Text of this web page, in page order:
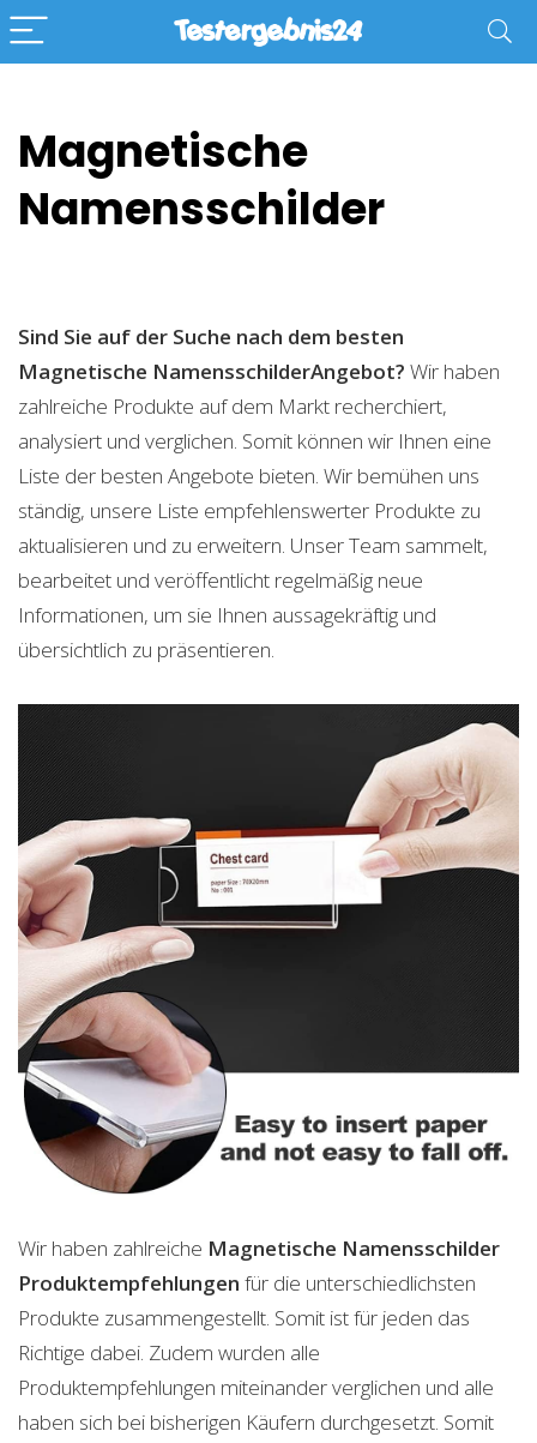
Magnetische
Namensschilder
Sind Sie auf der Suche nach dem besten
Magnetische NamensschilderAngebot? Wir haben
zahlreiche Produkte auf dem Markt recherchiert,
analysiert und verglichen. Somit können wir Ihnen eine
Liste der besten Angebote bieten. Wir bemühen uns
ständig, unsere Liste empfehlenswerter Produkte zu
aktualisieren und zu erweitern. Unser Team sammelt,
bearbeitet und veröffentlicht regelmäßig neue
Informationen, um sie Ihnen aussagekräftig und
übersichtlich zu präsentieren.
Wir haben zahlreiche Magnetische Namensschilder
Produktempfehlungen für die unterschiedlichsten
Produkte zusammengestellt. Somit ist für jeden das
Richtige dabei. Zudem wurden alle
Produktempfehlungen miteinander verglichen und alle
haben sich bei bisherigen Käufern durchgesetzt. Somit